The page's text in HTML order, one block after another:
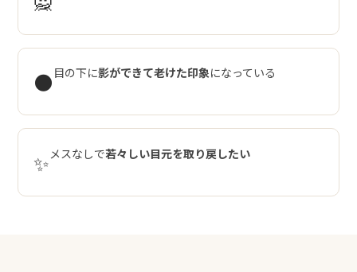
🌑 目の下に影ができて老けた印象になっている
✨ メスなしで若々しい目元を取り戻したい